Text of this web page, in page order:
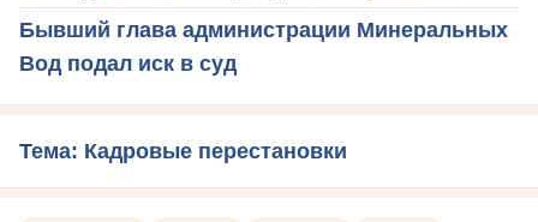
Бывший глава администрации Минеральных
Вод подал иск в суд
Тема: Кадровые перестановки